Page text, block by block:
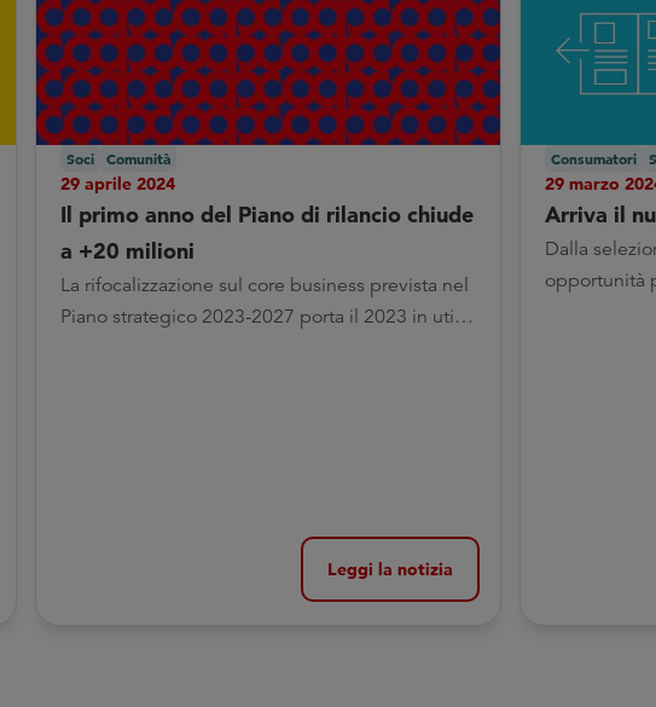
Soci Comunità
29 aprile 2024
Il primo anno del Piano di rilancio chiude
a +20 milioni
La rifocalizzazione sul core business prevista nel
Piano strategico 2023-2027 porta il 2023 in utile,
Leggi la notizia
Consumatori
29 marzo
Arriva il
Dalla
opportunità